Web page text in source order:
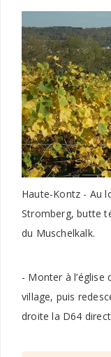
Haute-Kontz - Au
Stromberg, butte
du Muschelkalk.
- Monter à
village, puis
droite la D64